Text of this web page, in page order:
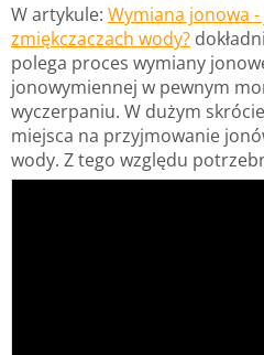
W artykule: Wymiana jonowa -
zmiękczaczach wody?
polega proces wymiany
jonowymiennej w pewnym
wyczerpaniu. W dużym
miejsca na przyjmowanie
wody. Z tego względu